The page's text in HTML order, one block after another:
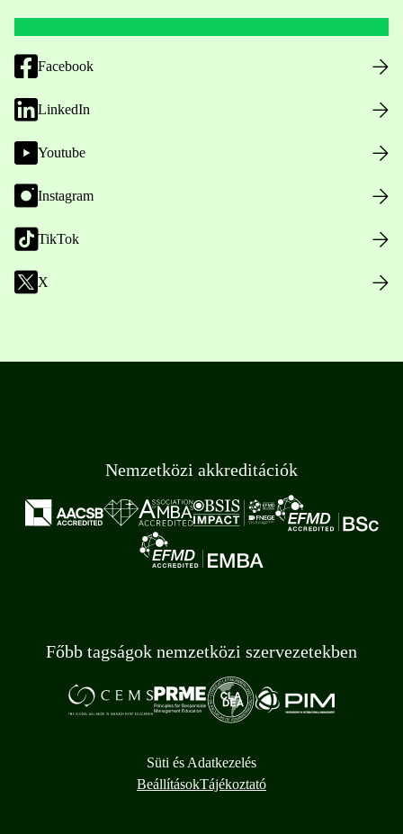
Facebook
LinkedIn
Youtube
Instagram
TikTok
X
Nemzetközi akkreditációk
Főbb tagságok nemzetközi szervezetekben
Süti és Adatkezelés
BeállításokTájékoztató